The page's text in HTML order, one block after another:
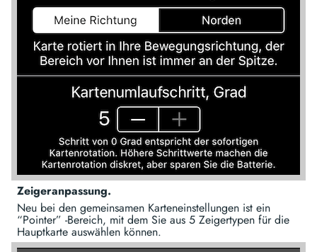
Zeigeranpassung.
Neu bei den gemeinsamen Karteneinstellungen ist ein
“Pointer” -Bereich, mit dem Sie aus 5 Zeigertypen für die
Hauptkarte auswählen können.